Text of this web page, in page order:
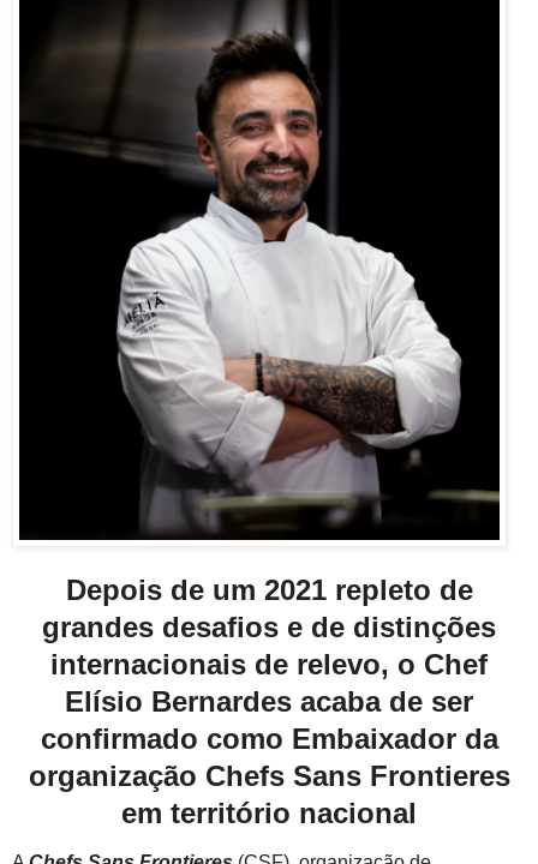
Depois de um 2021 repleto de
grandes desafios e de distinções
internacionais de relevo, o Chef
Elísio Bernardes acaba de ser
confirmado como Embaixador da
organização Chefs Sans Frontieres
em território nacional